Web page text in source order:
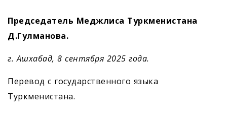
Председатель Меджлиса Туркменистана
Д.Гулманова.
г. Ашхабад, 8 сентября 2025 года.
Перевод с государственного языка
Туркменистана.